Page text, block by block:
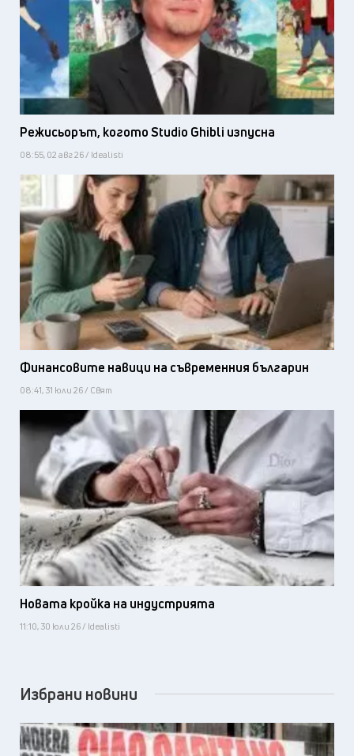
Режисьорът, когото Studio Ghibli изпусна
08:55, 02 авг 26 / Idealisti
Финансовите навици на съвременния българин
08:41, 31 юли 26 / Свят
Новата кройка на индустрията
11:10, 30 юли 26 / Idealisti
Избрани новини